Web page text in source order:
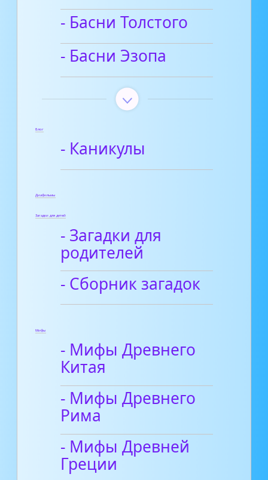
- Басни Толстого
- Басни Эзопа
Блог
- Каникулы
Диафильмы
Загадки для детей
- Загадки для
родителей
- Сборник загадок
Мифы
- Мифы Древнего
Китая
- Мифы Древнего
Рима
- Мифы Древней
Греции